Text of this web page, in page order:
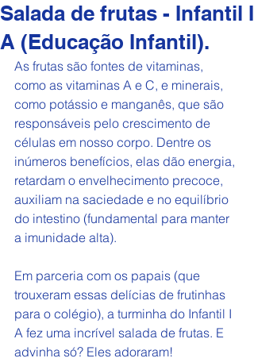
Salada de frutas - Infantil I
A (Educação Infantil).
As frutas são fontes de vitaminas,
como as vitaminas A e C, e minerais,
como potássio e manganês, que são
responsáveis pelo crescimento de
células em nosso corpo. Dentre os
inúmeros benefícios, elas dão energia,
retardam o envelhecimento precoce,
auxiliam na saciedade e no equilíbrio
do intestino (fundamental para manter
a imunidade alta).
Em parceria com os papais (que
trouxeram essas delícias de frutinhas
para o colégio), a turminha do Infantil I
A fez uma incrível salada de frutas. E
advinha só? Eles adoraram!